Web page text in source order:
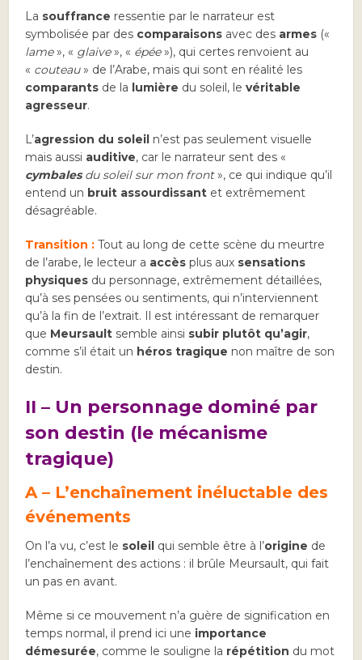
La souffrance ressentie par le narrateur est
symbolisée par des comparaisons avec des armes («
lame», « glaive», « épée»), qui certes renvoient au
« couteau» de l’Arabe, mais qui sont en réalité les
comparants de la lumière du soleil, levéritable
agresseur.
L’agression du soleil n’est pas seulement visuelle
mais aussi auditive, car le narrateur sent des «
cymbalesdu soleil sur mon front», ce qui indique qu’il
entend un bruit assourdissant et extrêmement
désagréable.
Transition : Tout au long de cette scène du meurtre
de l’arabe, le lecteur a accès plus aux sensations
physiques du personnage, extrêmement détaillées,
qu’à ses pensées ou sentiments, qui n’interviennent
qu’à la fin de l’extrait. Il est intéressant de remarquer
que Meursault semble ainsi subir plutôt qu’agir,
comme s’il était un héros tragique non maître de son
destin.
II – Un personnage dominé par
son destin (le mécanisme
tragique)
A – L’enchaînement inéluctable des
événements
On l’a vu, c’est le soleil qui semble être à l’origine de
l’enchaînement des actions : il brûle Meursault, qui fait
un pas en avant.
Même si ce mouvement n’a guère de signification en
temps normal, il prend ici une importance
démesurée, comme le souligne la répétition du mot